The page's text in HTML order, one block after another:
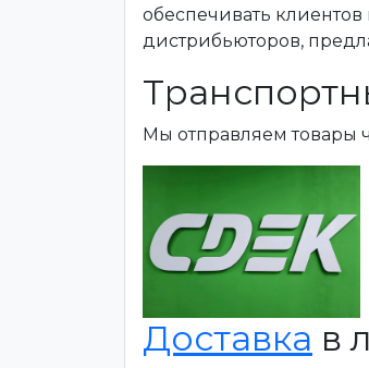
обеспечивать
дистрибьюторов,
Мы отправляем товары
Доставка в